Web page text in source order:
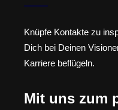
Knüpfe Kontakte zu
Dich bei Deinen
Karriere beflügeln.
Mit uns zum